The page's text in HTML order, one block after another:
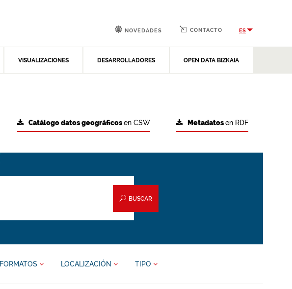
VISUALIZACIONES DESARROLLADORES OPEN DATA BIZKAIA
NOVEDADES CONTACTO ES
Metadatosen RDF
Catálogo datos geográficosen CSW
BUSCAR
FORMATOS LOCALIZACIÓN TIPO